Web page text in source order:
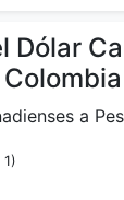
Dólar
Colombia
a